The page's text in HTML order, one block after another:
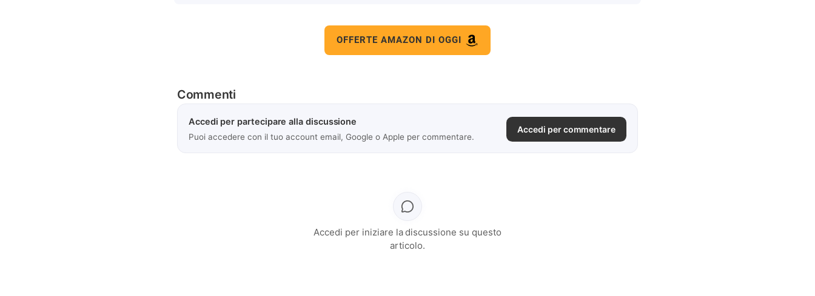
OFFERTE AMAZON DI OGGI
Commenti
Accedi per partecipare alla discussione
Puoi accedere con il tuo account email, Google o Apple per commentare.
Accedi per commentare
Accedi per iniziare la discussione su questo
articolo.